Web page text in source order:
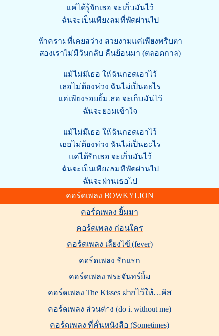
แค่ได้รู้จักเธอ จะเก็บมันไว้
ฉันจะเป็นเพียงลมที่พัดผ่านไป
ฟ้าครามที่เคยสว่าง สวยงามแค่เพียงพริบตา
สองเราไม่มีวันกลับ คืนย้อนมา (ตลอดกาล)
แม้ไม่มีเธอ ให้ฉันกอดเอาไว้
เธอไม่ต้องห่วง ฉันไม่เป็นอะไร
แค่เพียงรอยยิ้มเธอ จะเก็บมันไว้
ฉันจะยอมเข้าใจ
แม้ไม่มีเธอ ให้ฉันกอดเอาไว้
เธอไม่ต้องห่วง ฉันไม่เป็นอะไร
แค่ได้รักเธอ จะเก็บมันไว้
ฉันจะเป็นเพียงลมทีพัดผ่านไป
ฉันจะผ่านเธอไป
คอร์ดเพลง BOWKYLION
คอร์ดเพลง ยิ้มมา
คอร์ดเพลง ก่อนใคร
คอร์ดเพลง เลี้ยงไข้ (fever)
คอร์ดเพลง รักแรก
คอร์ดเพลง พระจันทร์ยิ้ม
คอร์ดเพลง The Kisses ฝากไว้ให้…คิส
คอร์ดเพลง ส่วนต่าง (do it without me)
คอร์ดเพลง ที่คั่นหนังสือ (Sometimes)